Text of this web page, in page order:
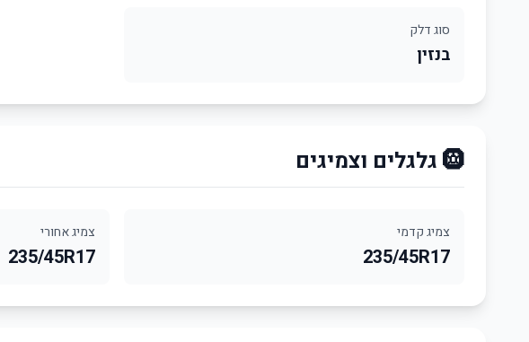
סוג דלק
בנזין
🛞 גלגלים וצמיגים
צמיג קדמי
235/45R17
צמיג אחורי
235/45R17